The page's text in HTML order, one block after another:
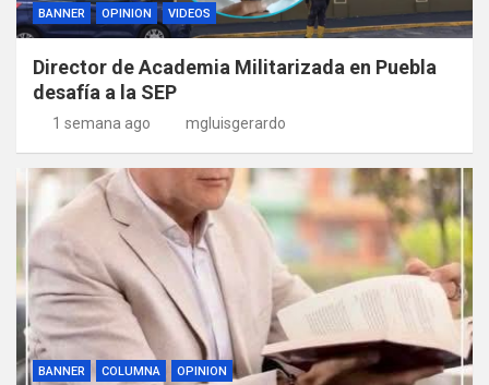
BANNER OPINION VIDEOS
Director de Academia Militarizada en Puebla
desafía a la SEP
1 semana ago mgluisgerardo
BANNER COLUMNA OPINION